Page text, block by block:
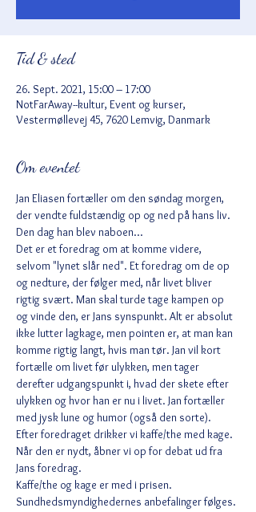
Tid & sted
26. Sept. 2021, 15:00 – 17:00
NotFarAway--kultur, Event og kurser,
Vestermøllevej 45, 7620 Lemvig, Danmark
Om eventet
Jan Eliasen fortæller om den søndag morgen,
der vendte fuldstændig op og ned på hans liv.
Den dag han blev naboen...
Det er et foredrag om at komme videre,
selvom "lynet slår ned". Et foredrag om de op
og nedture, der følger med, når livet bliver
rigtig svært. Man skal turde tage kampen op
og vinde den, er Jans synspunkt. Alt er absolut
ikke lutter lagkage, men pointen er, at man kan
komme rigtig langt, hvis man tør. Jan vil kort
fortælle om livet før ulykken, men tager
derefter udgangspunkt i, hvad der skete efter
ulykken og hvor han er nu i livet. Jan fortæller
med jysk lune og humor (også den sorte).
Efter foredraget drikker vi kaffe/the med kage.
Når den er nydt, åbner vi op for debat ud fra
Jans foredrag.
Kaffe/the og kage er med i prisen.
Sundhedsmyndighedernes anbefalinger følges.